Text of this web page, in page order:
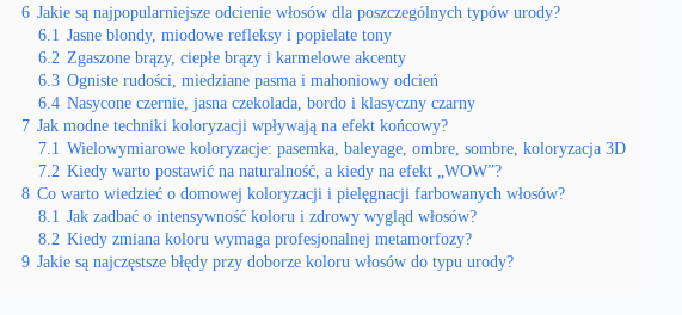
6 Jakie są najpopularniejsze odcienie włosów dla poszczególnych typów urody?
6.1 Jasne blondy, miodowe refleksy i popielate tony
6.2 Zgaszone brązy, ciepłe brązy i karmelowe akcenty
6.3 Ogniste rudości, miedziane pasma i mahoniowy odcień
6.4 Nasycone czernie, jasna czekolada, bordo i klasyczny czarny
7 Jak modne techniki koloryzacji wpływają na efekt końcowy?
7.1 Wielowymiarowe koloryzacje: pasemka, baleyage, ombre, sombre, koloryzacja 3D
7.2 Kiedy warto postawić na naturalność, a kiedy na efekt „WOW”?
8 Co warto wiedzieć o domowej koloryzacji i pielęgnacji farbowanych włosów?
8.1 Jak zadbać o intensywność koloru i zdrowy wygląd włosów?
8.2 Kiedy zmiana koloru wymaga profesjonalnej metamorfozy?
9 Jakie są najczęstsze błędy przy doborze koloru włosów do typu urody?